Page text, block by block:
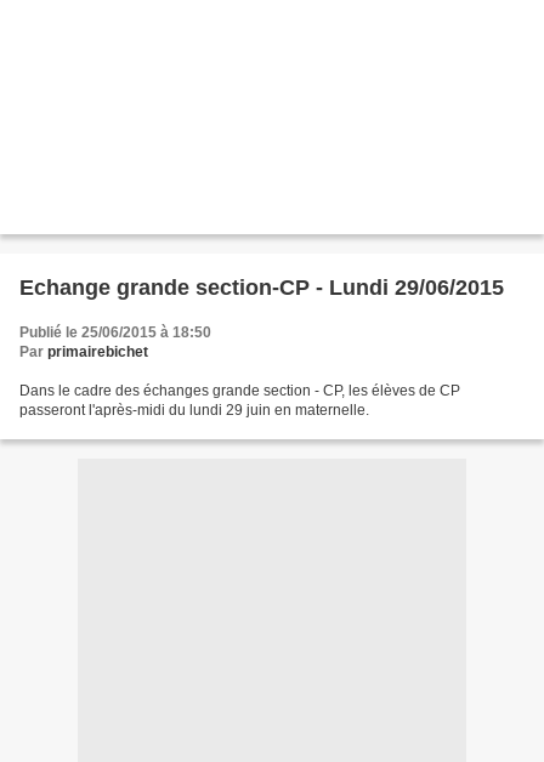
Echange grande section-CP - Lundi 29/06/2015
Publié le 25/06/2015 à 18:50
Par primairebichet
Dans le cadre des échanges grande section - CP, les élèves de CP
passeront l'après-midi du lundi 29 juin en maternelle.